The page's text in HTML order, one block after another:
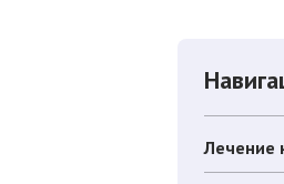
Лечение